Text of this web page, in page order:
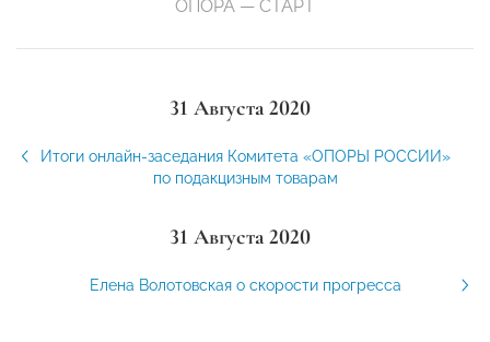
ОПОРА — СТАРТ
31 Августа 2020
Итоги онлайн-заседания Комитета «ОПОРЫ РОССИИ»
по подакцизным товарам
31 Августа 2020
Елена Волотовская о скорости прогресса